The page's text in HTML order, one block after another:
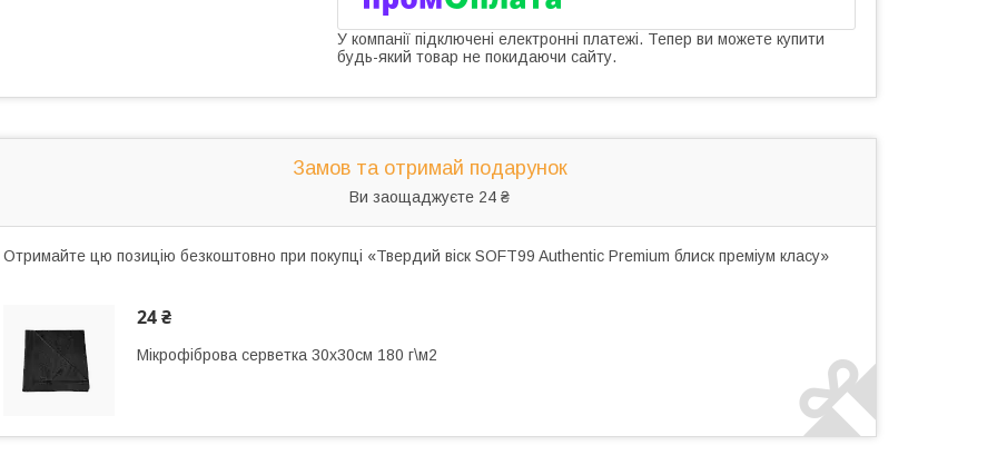
У компанії підключені електронні платежі. Тепер ви можете купити
будь-який товар не покидаючи сайту.
Замов та отримай подарунок
Ви заощаджуєте 24 ₴
Отримайте цю позицію безкоштовно при покупці «Твердий віск SOFT99 Authentic Premium блиск преміум класу»
24 ₴
Мікрофіброва серветка 30х30см 180 г\м2